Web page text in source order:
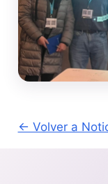
← Volver a